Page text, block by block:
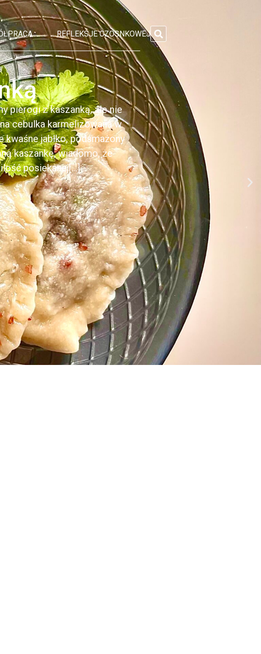
REFLEKSJE CZOSNKOWEJ
pierogi z kaszanką, ale nie
cebulka karmelizowana w
jabłko, podsmażony
kaszankę, wiadomo, że
posiekanej[...]